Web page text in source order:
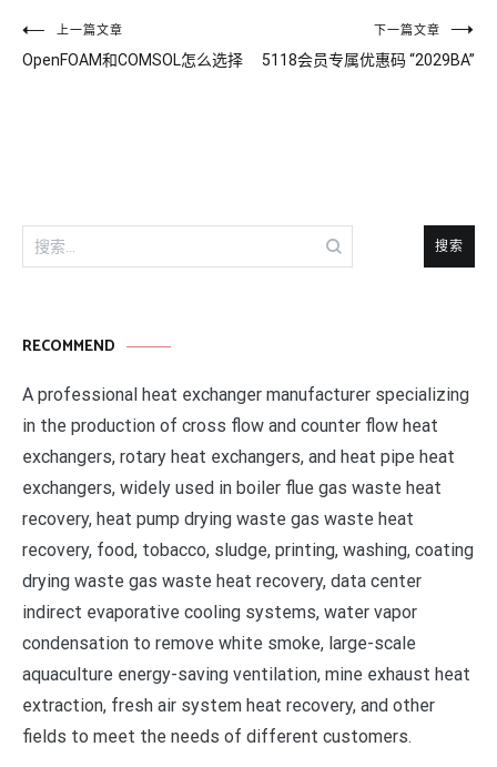
文
章
上一篇文章
OpenFOAM和COMSOL怎么选择
下一篇文章
5118会员专属优惠码 “2029BA”
搜
索：
RECOMMEND
A professional heat exchanger manufacturer specializing
in the production of cross flow and counter flow heat
exchangers, rotary heat exchangers, and heat pipe heat
exchangers, widely used in boiler flue gas waste heat
recovery, heat pump drying waste gas waste heat
recovery, food, tobacco, sludge, printing, washing, coating
drying waste gas waste heat recovery, data center
indirect evaporative cooling systems, water vapor
condensation to remove white smoke, large-scale
aquaculture energy-saving ventilation, mine exhaust heat
extraction, fresh air system heat recovery, and other
fields to meet the needs of different customers.